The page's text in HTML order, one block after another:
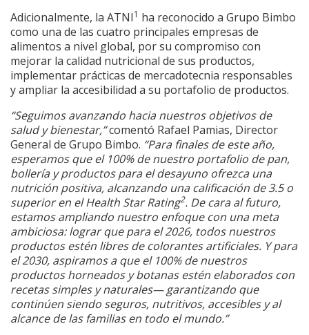
Adicionalmente, la ATNI1 ha reconocido a Grupo Bimbo
como una de las cuatro principales empresas de
alimentos a nivel global, por su compromiso con
mejorar la calidad nutricional de sus productos,
implementar prácticas de mercadotecnia responsables
y ampliar la accesibilidad a su portafolio de productos.
“Seguimos avanzando hacia nuestros objetivos de
salud y bienestar,”comentó Rafael Pamias, Director
General de Grupo Bimbo. “Para finales de este año,
esperamos que el 100% de nuestro portafolio de pan,
bollería y productos para el desayuno ofrezca una
nutrición positiva, alcanzando una calificación de 3.5 o
superior en el Health Star Rating2. De cara al futuro,
estamos ampliando nuestro enfoque con una meta
ambiciosa: lograr que para el 2026, todos nuestros
productos estén libres de colorantes artificiales. Y para
el 2030, aspiramos a que el 100% de nuestros
productos horneados y botanas estén elaborados con
recetas simples y naturales— garantizando que
continúen siendo seguros, nutritivos, accesibles y al
alcance de las familias en todo el mundo.”